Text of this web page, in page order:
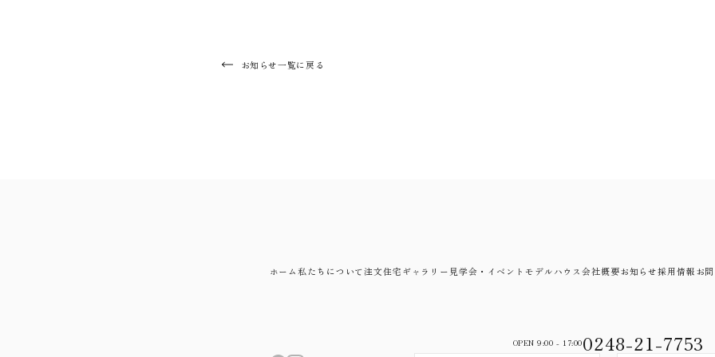
お知らせ一覧に戻る
ホーム私たちについて注文住宅ギャラリー 見学会・イベント モデルハウス会社概要お知らせ採用情報お
OPEN 9:00 - 17:000248-21-7753